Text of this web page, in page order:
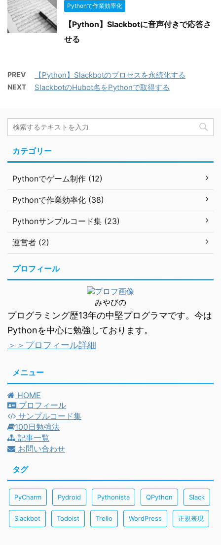
Pythonで作業効率化
【Python】Slackbotに音声付きで応答さ
せる
PREV 【Python】Slackbotのプロセスを永続化する
NEXT SlackbotのHubot名をPythonで取得する
カテゴリー
Pythonでゲーム制作 (12)
Pythonで作業効率化 (38)
Pythonサンプルコード集 (23)
運営者 (2)
プロフィール
みやびの
プログラミング歴13年の中堅プログラマです。今は
Pythonを中心に勉強しております。
＞＞プロフィール詳細
メニュー
HOME
プロフィール
サンプルコード集
100日勉強法
記事一覧
お問い合わせ
タグ
PyCharm Pydroid Pythonista QPython Slack
Slackbot Todoist Trello WordPress 正規表現